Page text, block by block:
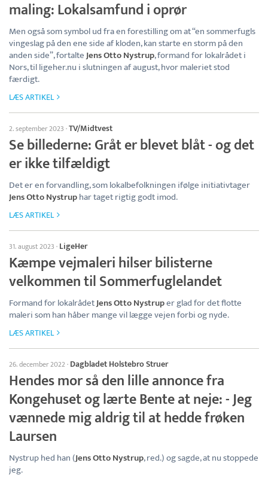
maling: Lokalsamfund i oprør
Men også som symbol ud fra en forestilling om at “en sommerfugls
vingeslag på den ene side af kloden, kan starte en storm på den
anden side”, fortalteJens Otto Nystrup, formand for lokalrådet i
Nors, til ligeher.nu i slutningen af august, hvor maleriet stod
færdigt.
LÆS ARTIKEL
2. september 2023 ·TV/Midtvest
Se billederne: Gråt er blevet blåt - og det
er ikke tilfældigt
Det er en forvandling, som lokalbefolkningen ifølge initiativtager
Jens Otto Nystruphar taget rigtig godt imod.
LÆS ARTIKEL
31. august 2023 · LigeHer
Kæmpe vejmaleri hilser bilisterne
velkommen til Sommerfuglelandet
Formand for lokalrådetJens Otto Nystruper glad for det flotte
maleri som han håber mange vil lægge vejen forbi og nyde.
LÆS ARTIKEL
26. december 2022· Dagbladet Holstebro Struer
Hendes mor så den lille annonce fra
Kongehuset og lærte Bente at neje: - Jeg
vænnede mig aldrig til at hedde frøken
Laursen
Nystrup hed han (Jens Otto Nystrup, red.) og sagde, at nu stoppede
jeg.